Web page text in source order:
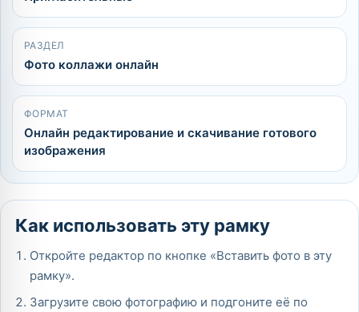
РАЗДЕЛ
Фото коллажи онлайн
ФОРМАТ
Онлайн редактирование и скачивание готового
изображения
Как использовать эту рамку
Откройте редактор по кнопке «Вставить фото в эту
рамку».
Загрузите свою фотографию и подгоните её по